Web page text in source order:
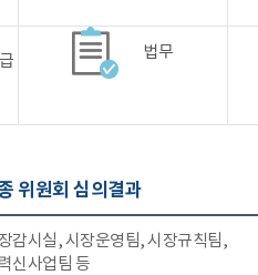
법무
위원회 심의결과
감시실, 시장운영팀, 시장규칙팀,
신사업팀 등